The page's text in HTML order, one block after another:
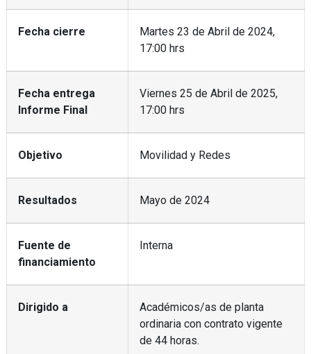
Fecha cierre
Martes 23 de Abril de 2024,
17:00 hrs
Fecha entrega
Informe Final
Viernes 25 de Abril de 2025,
17:00 hrs
Objetivo Movilidad y Redes
Resultados Mayo de 2024
Fuente de
financiamiento
Interna
Dirigido a
Académicos/as de planta
ordinaria con contrato vigente
de 44 horas.